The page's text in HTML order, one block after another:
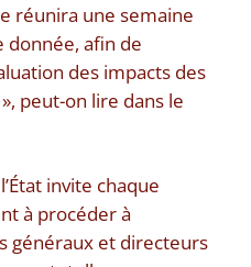
réunira une semaine
donnée, afin de
des impacts des
peut-on lire dans le
invite chaque
à procéder à
généraux et directeurs